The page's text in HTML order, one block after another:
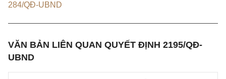
284/QĐ-UBND
VĂN BẢN LIÊN QUAN QUYẾT ĐỊNH 2195/QĐ-
UBND